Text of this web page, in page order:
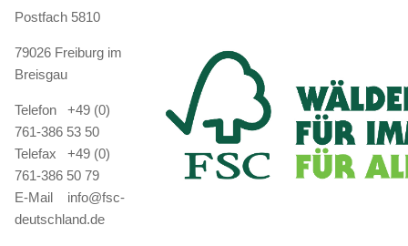
Postfach 5810
79026 Freiburg im
Breisgau
Telefon +49 (0)
761-386 53 50
Telefax +49 (0)
761-386 50 79
E-Mail info@fsc-
deutschland.de